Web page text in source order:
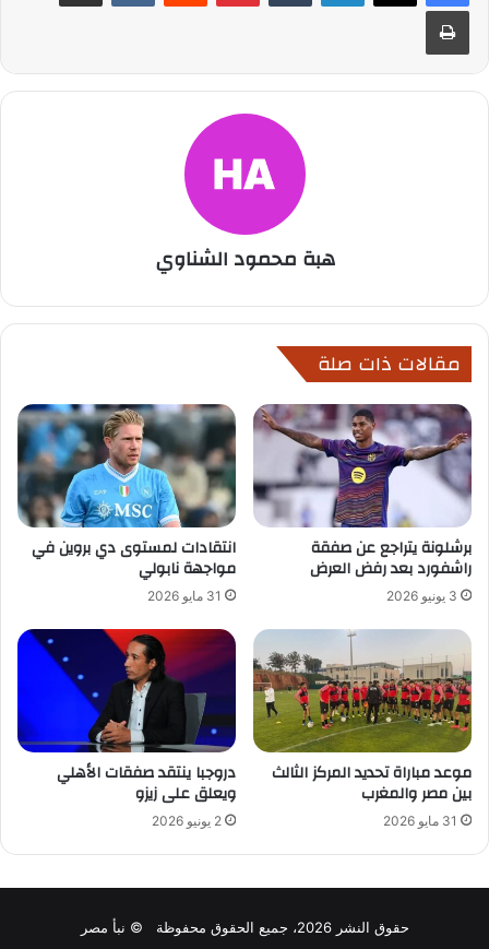
طباعة
هبة محمود الشناوي
مقالات ذات صلة
برشلونة يتراجع عن صفقة
راشفورد بعد رفض العرض
3 يونيو 2026
انتقادات لمستوى دي بروين في
مواجهة نابولي
31 مايو 2026
موعد مباراة تحديد المركز الثالث
بين مصر والمغرب
31 مايو 2026
دروجبا ينتقد صفقات الأهلي
ويعلق على زيزو
2 يونيو 2026
حقوق النشر 2026، جميع الحقوق محفوظة © نبأ مصر